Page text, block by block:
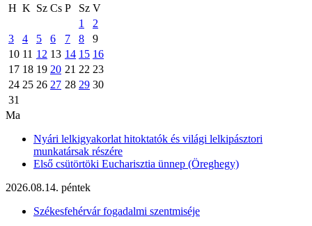
H K Sz Cs P Sz V
1
2
3
4 5 6 7 8
9
10 11 12 13 14 15 16
17 18 19 20 21 22 23
24 25 26 27 28 29 30
31
Ma
Nyári lelkigyakorlat hitoktatók és világi lelkipásztori
munkatársak részére
Első csütörtöki Eucharisztia ünnep (Öreghegy)
2026.08.14. péntek
Székesfehérvár fogadalmi szentmiséje